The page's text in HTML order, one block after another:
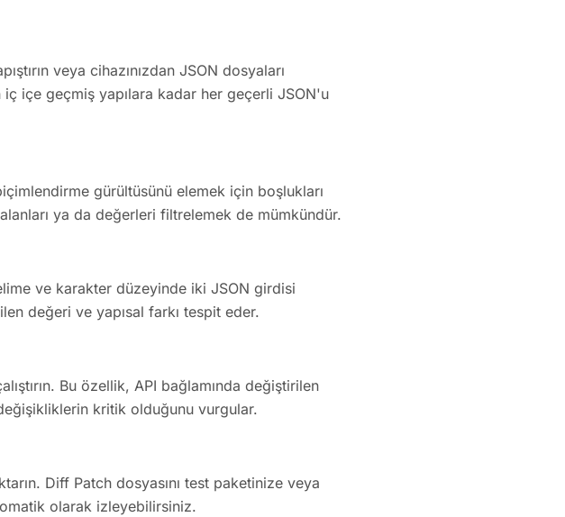
veya cihazınızdan JSON dosyaları
içe geçmiş yapılara kadar her geçerli JSON'u
gürültüsünü elemek için boşlukları
ya da değerleri filtrelemek de mümkündür.
ve karakter düzeyinde iki JSON girdisi
değeri ve yapısal farkı tespit eder.
Bu özellik, API bağlamında değiştirilen
kritik olduğunu vurgular.
Diff Patch dosyasını test paketinize veya
olarak izleyebilirsiniz.